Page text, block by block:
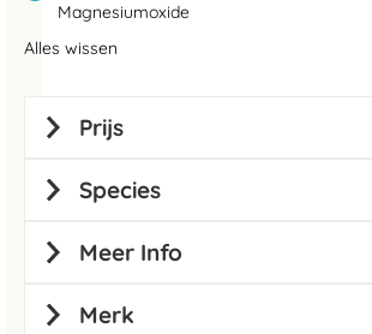
Magnesiumoxide
Alles wissen
Prijs
Species
Meer Info
Merk